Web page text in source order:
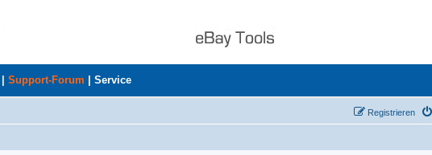
Support-Forum Service
Registrieren